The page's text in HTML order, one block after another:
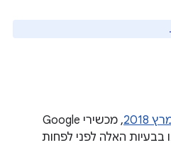
.
, מכשירי Google
האלה לפני לפחות